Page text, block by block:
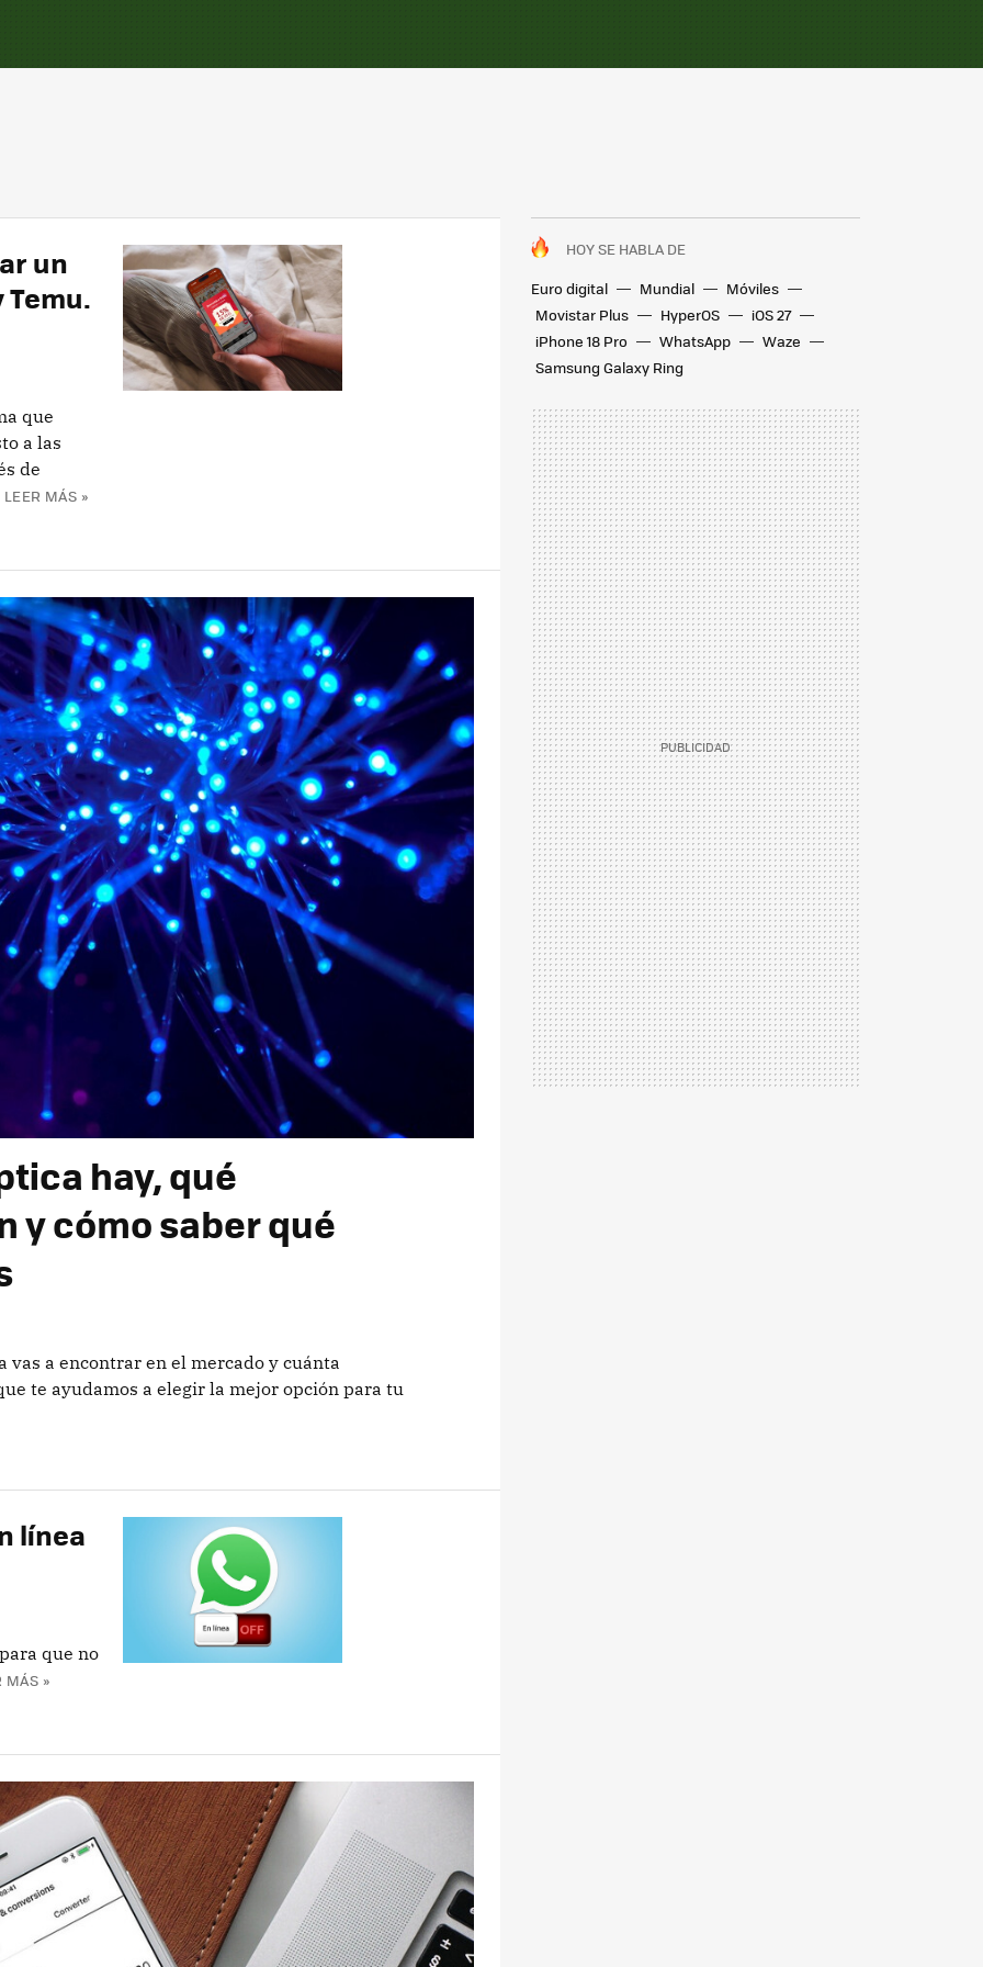
HOY SE HABLA DE
Euro digital
Mundial
Móviles
Movistar Plus
HyperOS
iOS 27
iPhone 18 Pro
WhatsApp
Waze
Samsung Galaxy Ring
un
que
a las
de
LEER MÁS »
hay, qué
y cómo saber qué
a encontrar en el mercado y cuánta
te ayudamos a elegir la mejor opción para tu
línea
que no
MÁS »